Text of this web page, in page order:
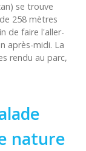
se trouve
258 mètres
de faire l'aller-
après-midi. La
rendu au parc,
nature